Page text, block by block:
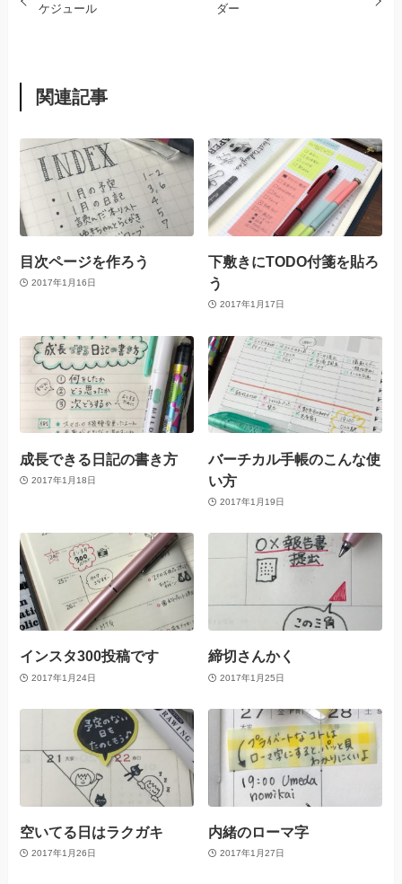
ケジュール
ダー
関連記事
目次ページを作ろう
2017年1月16日
下敷きにTODO付箋を貼ろ
う
2017年1月17日
成長できる日記の書き方
2017年1月18日
バーチカル手帳のこんな使
い方
2017年1月19日
インスタ300投稿です
2017年1月24日
締切さんかく
2017年1月25日
空いてる日はラクガキ
2017年1月26日
内緒のローマ字
2017年1月27日